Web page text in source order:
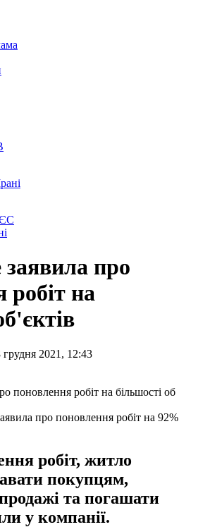
про
робіт на
2021, 12:43
про поновлення робіт на 92%
робіт, житло
покупцям,
та погашати
у компанії.